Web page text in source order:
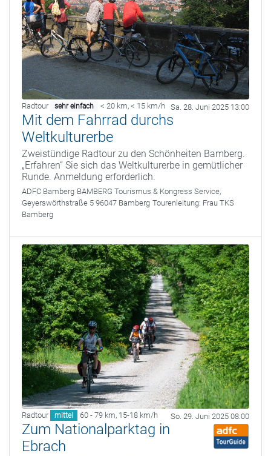
Radtour sehr einfach < 20 km, < 15 km/h Sa. 28. Juni 2025 13:00
Mit dem Fahrrad durchs
Weltkulturerbe
Zweistündige Radtour zu den Schönheiten Bamberg.
„Erfahren“ Sie sich das Weltkulturerbe in gemütlicher
Runde. Anmeldung erforderlich.
ADFC Bamberg BAMBERG Tourismus & Kongress Service,
Geyerswörthstraße 5 96047 Bamberg Tourenleitung: Frau TKS
Bamberg
Radtour mittel 60 - 79 km, 15-18 km/h So. 29. Juni 2025 08:00
Zum Nationalparktag in
Ebrach